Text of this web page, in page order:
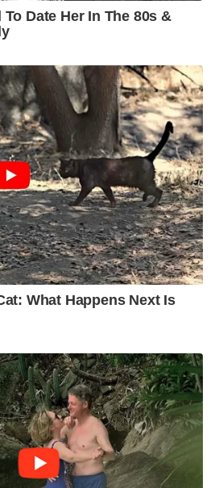
Date Her In The 80s &
What Happens Next Is